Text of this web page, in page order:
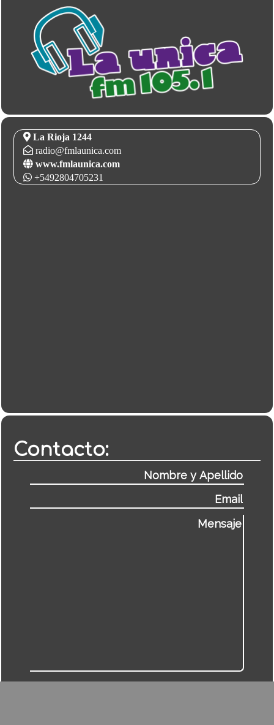
La Rioja 1244
radio@fmlaunica.com
www.fmlaunica.com
+5492804705231
Contacto: